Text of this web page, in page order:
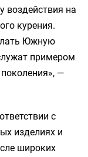
воздействия на
курения.
Южную
примером
—
с
изделиях и
широких